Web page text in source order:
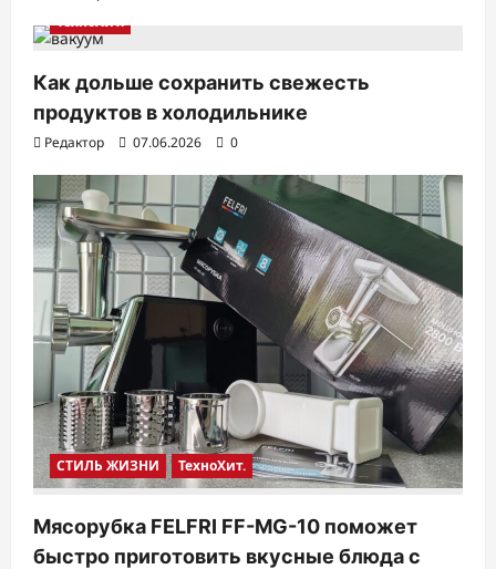
п
и
с
я
м
ТехноХит.
Как дольше сохранить свежесть
продуктов в холодильнике
Редактор 07.06.2026 0
СТИЛЬ ЖИЗНИ ТехноХит.
Мясорубка FELFRI FF-MG-10 поможет
быстро приготовить вкусные блюда с